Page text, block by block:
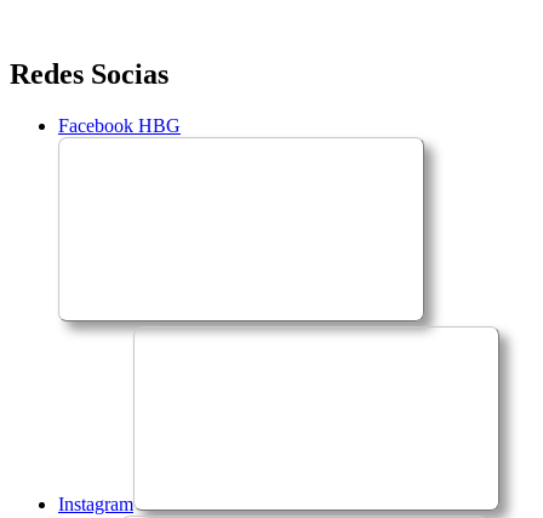
Saltar
para
conteúdo
Redes Socias
Facebook HBG
Instagram